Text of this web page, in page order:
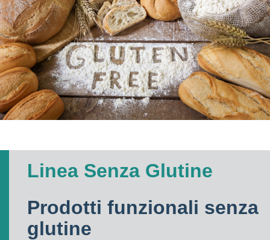
Linea Senza Glutine
Prodotti funzionali senza
glutine